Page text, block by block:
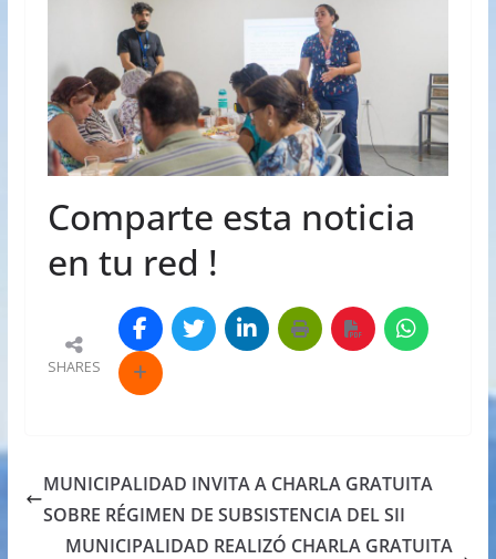
Comparte esta noticia
en tu red !
SHARES
MUNICIPALIDAD INVITA A CHARLA GRATUITA
SOBRE RÉGIMEN DE SUBSISTENCIA DEL SII
MUNICIPALIDAD REALIZÓ CHARLA GRATUITA